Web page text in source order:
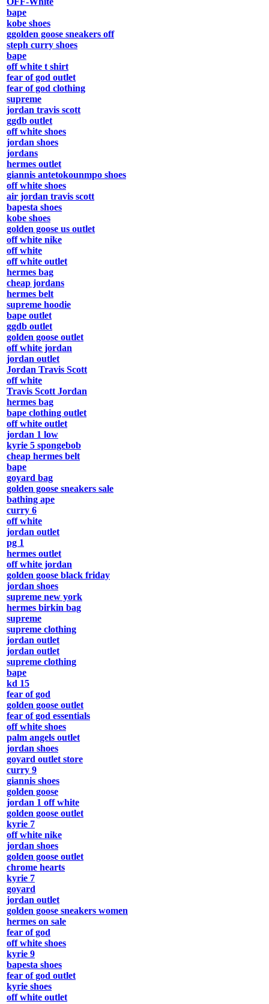
bape
kobe shoes
ggolden goose sneakers off
steph curry shoes
bape
off white t shirt
fear of god outlet
fear of god clothing
supreme
jordan travis scott
ggdb outlet
off white shoes
jordan shoes
jordans
hermes outlet
giannis antetokounmpo shoes
off white shoes
air jordan travis scott
bapesta shoes
kobe shoes
golden goose us outlet
off white nike
off white
off white outlet
hermes bag
cheap jordans
hermes belt
supreme hoodie
bape outlet
ggdb outlet
golden goose outlet
off white jordan
jordan outlet
Jordan Travis Scott
off white
Travis Scott Jordan
hermes bag
bape clothing outlet
off white outlet
jordan 1 low
kyrie 5 spongebob
cheap hermes belt
bape
goyard bag
golden goose sneakers sale
bathing ape
curry 6
off white
jordan outlet
pg 1
hermes outlet
off white jordan
golden goose black friday
jordan shoes
supreme new york
hermes birkin bag
supreme
supreme clothing
jordan outlet
jordan outlet
supreme clothing
bape
kd 15
fear of god
golden goose outlet
fear of god essentials
off white shoes
palm angels outlet
jordan shoes
goyard outlet store
curry 9
giannis shoes
golden goose
jordan 1 off white
golden goose outlet
kyrie 7
off white nike
jordan shoes
golden goose outlet
chrome hearts
kyrie 7
goyard
jordan outlet
golden goose sneakers women
hermes on sale
fear of god
off white shoes
kyrie 9
bapesta shoes
fear of god outlet
kyrie shoes
off white outlet